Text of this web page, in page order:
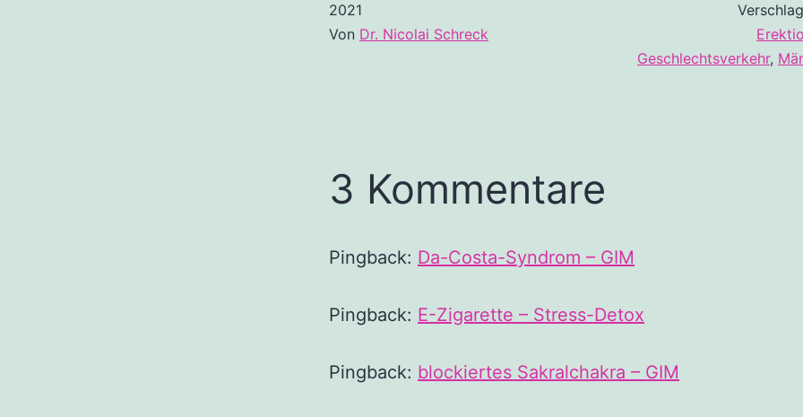
2021
Von Dr. Nicolai Schreck
Geschlechtsverkehr,
3 Kommentare
Pingback: Da-Costa-Syndrom – GIM
Pingback: E-Zigarette – Stress-Detox
Pingback: blockiertes Sakralchakra – GIM